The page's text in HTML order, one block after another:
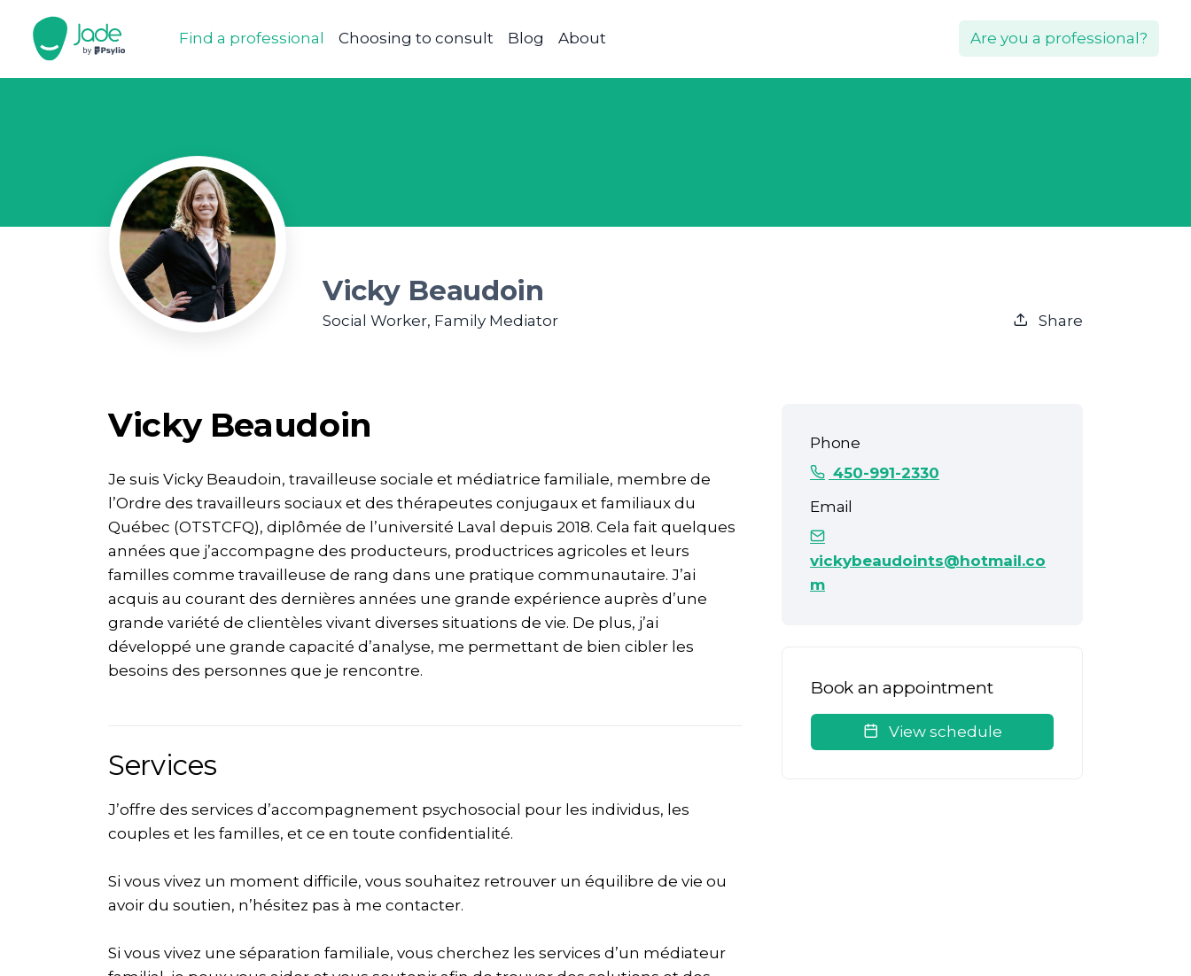
Find a professional Choosing to consult Blog About Are you a professional?
Vicky Beaudoin
Social Worker, Family Mediator Share
Vicky Beaudoin
Je suis Vicky Beaudoin, travailleuse sociale et médiatrice familiale, membre de
l’Ordre des travailleurs sociaux et des thérapeutes conjugaux et familiaux du
Québec (OTSTCFQ), diplômée de l’université Laval depuis 2018. Cela fait quelques
années que j’accompagne des producteurs, productrices agricoles et leurs
familles comme travailleuse de rang dans une pratique communautaire. J’ai
acquis au courant des dernières années une grande expérience auprès d’une
grande variété de clientèles vivant diverses situations de vie. De plus, j’ai
développé une grande capacité d’analyse, me permettant de bien cibler les
besoins des personnes que je rencontre.
Services
J’offre des services d’accompagnement psychosocial pour les individus, les
couples et les familles, et ce en toute confidentialité.
Si vous vivez un moment difficile, vous souhaitez retrouver un équilibre de vie ou
avoir du soutien, n’hésitez pas à me contacter.
Si vous vivez une séparation familiale, vous cherchez les services d’un médiateur
Phone
450-991-2330
Email
vickybeaudoints@hotmail.co
m
Book an appointment
View schedule